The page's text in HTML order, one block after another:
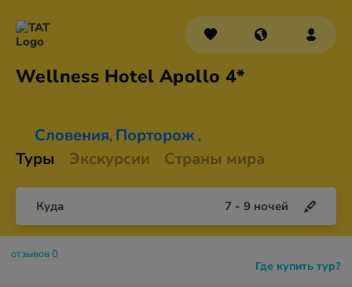
Wellness Hotel Apollo 4*
Словения, Порторож ,
Туры Экскурсии Страны мира
Куда 7 - 9 ночей
Где купить тур?
отзывов 0